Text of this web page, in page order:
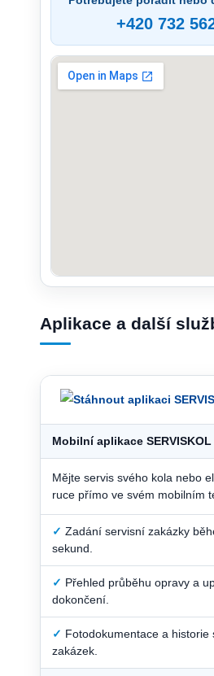
+420 732
Aplikace a další
Mobilní aplikace SERVISKOL
Mějte servis svého kola nebo
ruce přímo ve svém mobilním
✓ Zadání servisní zakázky
sekund.
✓ Přehled průběhu opravy a
dokončení.
✓ Fotodokumentace a historie
zakázek.